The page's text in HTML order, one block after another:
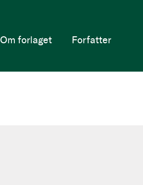
Om forlaget Forfatter